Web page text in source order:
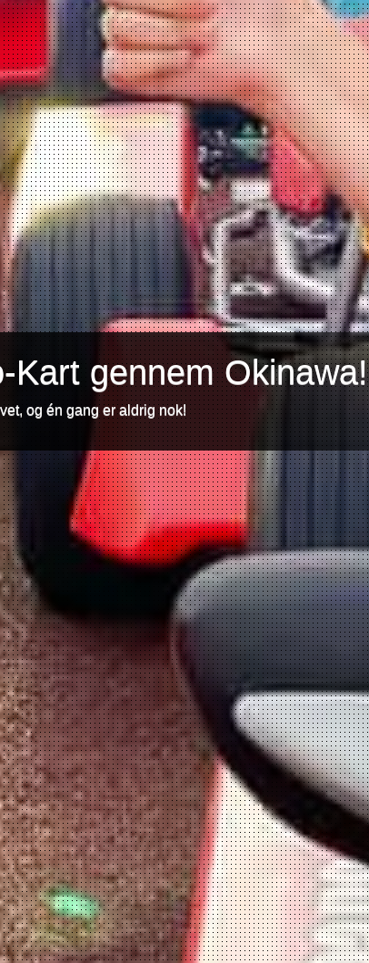
Kart gennem Okinawa!
og én gang er aldrig nok!